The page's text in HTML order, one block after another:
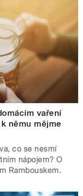
vaření
němu mějme
co se nesmí
nápojem? O
Rambouskem.